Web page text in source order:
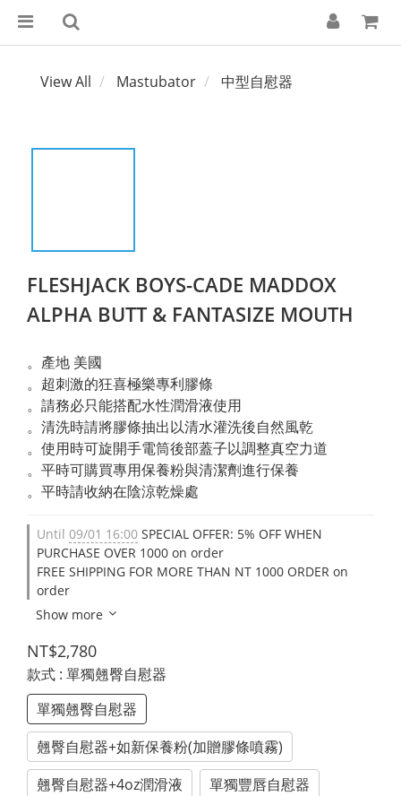
View All Mastubator 中型自慰器
FLESHJACK BOYS-CADE MADDOX
ALPHA BUTT & FANTASIZE MOUTH
。產地 美國
。超刺激的狂喜極樂專利膠條
。請務必只能搭配水性潤滑液使用
。清洗時請將膠條抽出以清水灌洗後自然風乾
。使用時可旋開手電筒後部蓋子以調整真空力道
。平時可購買專用保養粉與清潔劑進行保養
。平時請收納在陰涼乾燥處
Until 09/01 16:00 SPECIAL OFFER: 5% OFF WHEN
PURCHASE OVER 1000 on order
FREE SHIPPING FOR MORE THAN NT 1000 ORDER on
order
Show more
NT$2,780
款式 : 單獨翹臀自慰器
單獨翹臀自慰器
翹臀自慰器+如新保養粉(加贈膠條噴霧)
翹臀自慰器+4oz潤滑液
單獨豐唇自慰器